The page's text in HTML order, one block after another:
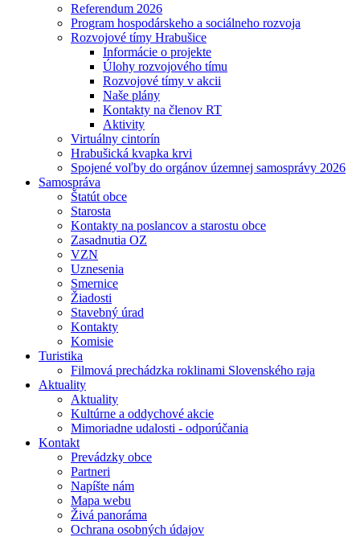
Referendum 2026
Program hospodárskeho a sociálneho rozvoja
Rozvojové tímy Hrabušice
Informácie o projekte
Úlohy rozvojového tímu
Rozvojové tímy v akcii
Naše plány
Kontakty na členov RT
Aktivity
Virtuálny cintorín
Hrabušická kvapka krvi
Spojené voľby do orgánov územnej samosprávy 2026
Samospráva
Štatút obce
Starosta
Kontakty na poslancov a starostu obce
Zasadnutia OZ
VZN
Uznesenia
Smernice
Žiadosti
Stavebný úrad
Kontakty
Komisie
Turistika
Filmová prechádzka roklinami Slovenského raja
Aktuality
Aktuality
Kultúrne a oddychové akcie
Mimoriadne udalosti - odporúčania
Kontakt
Prevádzky obce
Partneri
Napíšte nám
Mapa webu
Živá panoráma
Ochrana osobných údajov